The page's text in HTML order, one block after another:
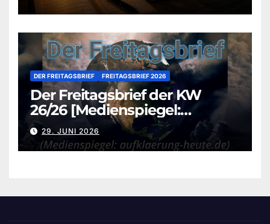
DER FREITAGSBRIEF FREITAGSBRIEF 2026
Der Freitagsbrief der KW
26/26 [Medienspiegel:
aufklaerung-heute.de]
29. JUNI 2026